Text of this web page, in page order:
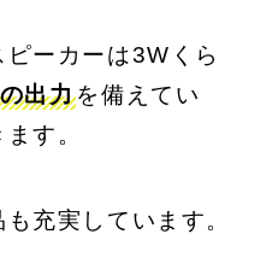
ーカーは3Wくら
出力を備えてい
す。
充実しています。